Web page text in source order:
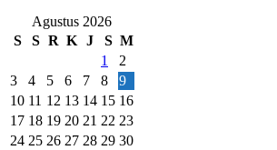
Agustus 2026
S
S R K J S M
1
2
3
4 5 6 7 8
9
10 11 12 13 14 15 16
17 18 19 20 21 22 23
24 25 26 27 28 29 30